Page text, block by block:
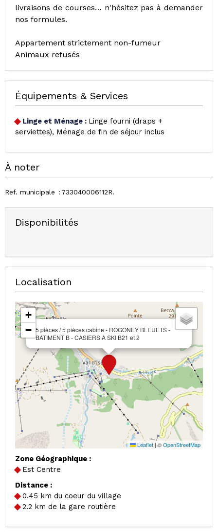
livraisons de courses… n'hésitez pas à demander
nos formules.
Appartement strictement non-fumeur
Animaux refusés
Équipements & Services
Linge et Ménage : Linge fourni (draps +
serviettes)
Ménage de fin de séjour inclus
À noter
Ref. municipale 733040006112R
Disponibilités
Localisation
5 pièces / 5 pièces cabine - ROGONEY BLEUETS -
BATIMENT B - CASIERS A SKI B21 et 2
+
−
Leaflet|©OpenStreetMap
Zone Géographique :
Est Centre
Distance :
0.45 km du coeur du village
2.2 km de la gare routière